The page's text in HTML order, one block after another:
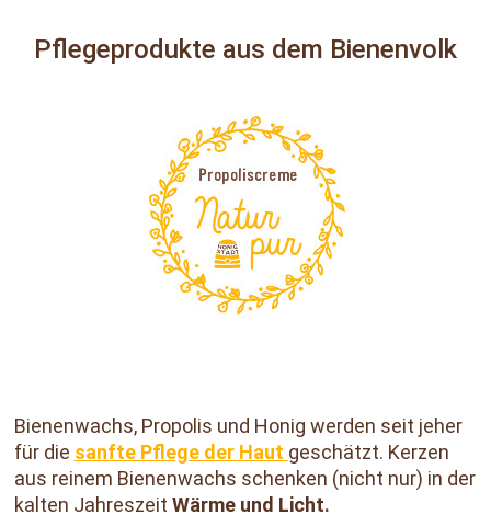
Pflegeprodukte aus dem Bienenvolk
Bienenwachs, Propolis und Honig werden seit jeher
für die sanfte Pflege der Haut geschätzt. Kerzen
aus reinem Bienenwachs schenken (nicht nur) in der
kalten Jahreszeit Wärme und Licht.